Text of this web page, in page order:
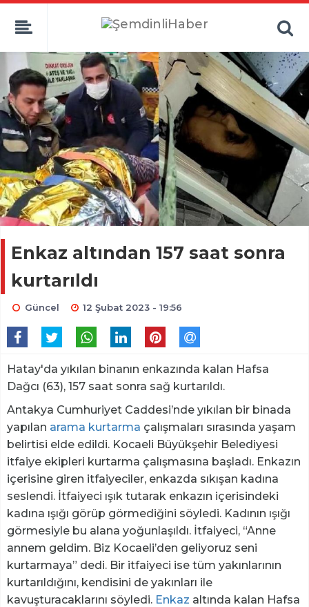
Enkaz altından 157 saat sonra
kurtarıldı
Güncel 12 Şubat 2023 - 19:56
Hatay'da yıkılan binanın enkazında kalan Hafsa
Dağcı (63), 157 saat sonra sağ kurtarıldı.
Antakya Cumhuriyet Caddesi’nde yıkılan bir binada
yapılan arama kurtarma çalışmaları sırasında yaşam
belirtisi elde edildi. Kocaeli Büyükşehir Belediyesi
itfaiye ekipleri kurtarma çalışmasına başladı. Enkazın
içerisine giren itfaiyeciler, enkazda sıkışan kadına
seslendi. İtfaiyeci ışık tutarak enkazın içerisindeki
kadına ışığı görüp görmediğini söyledi. Kadının ışığı
görmesiyle bu alana yoğunlaşıldı. İtfaiyeci, “Anne
annem geldim. Biz Kocaeli’den geliyoruz seni
kurtarmaya” dedi. Bir itfaiyeci ise tüm yakınlarının
kurtarıldığını, kendisini de yakınları ile
kavuşturacaklarını söyledi. Enkaz altında kalan Hafsa